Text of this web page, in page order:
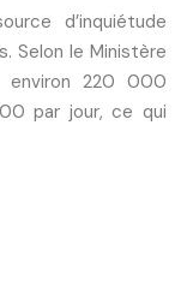
d’inquiétude
Selon le Ministère
environ 220 000
par jour, ce qui